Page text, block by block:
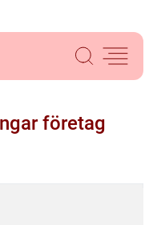
företag